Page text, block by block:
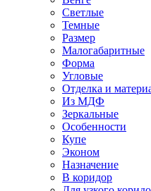
Светлые
Темные
Размер
Малогабаритные
Форма
Угловые
Отделка и
Из МДФ
Зеркальные
Особенности
Купе
Эконом
Назначение
В коридор